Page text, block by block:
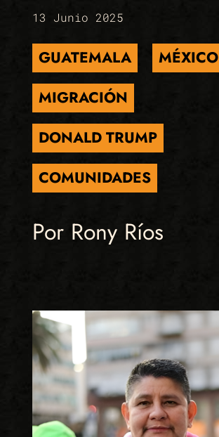
13 Junio 2025
GUATEMALA
MÉXICO
MIGRACIÓN
DONALD TRUMP
COMUNIDADES
Por Rony Ríos